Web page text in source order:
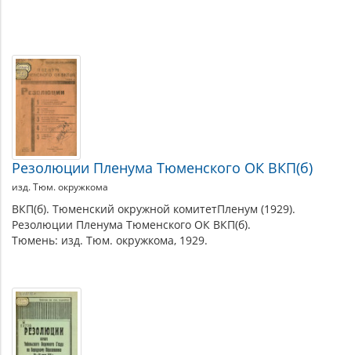
Материалы
по
теме
Резолюции Пленума Тюменского ОК ВКП(б)
изд. Тюм. окружкома
ВКП(б). Тюменский окружной комитетПленум (1929).
Резолюции Пленума Тюменского ОК ВКП(б).
Тюмень: изд. Тюм. окружкома, 1929.